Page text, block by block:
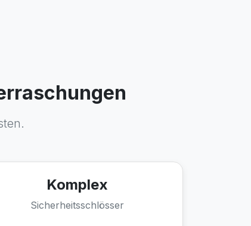
Komplex
Sicherheitsschlösser